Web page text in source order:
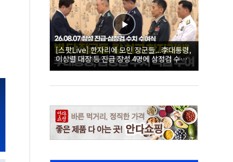
[스팟Live] 한자리에 모인 장군들...李대통령,
이상렬 대장 등 진급 장성 4명에 삼정검 수치
직접 수여｜26.08.07 장성 진급·삼정검 수치